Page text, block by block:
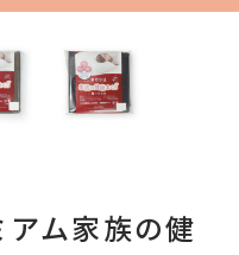
アム家族の健